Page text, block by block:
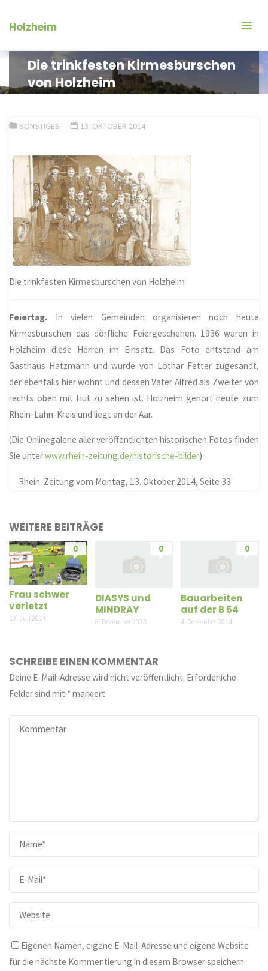
InhaltHolzheim
Die trinkfesten Kirmesburschen
von Holzheim
SONSTIGES 13. OKTOBER 2014
Die trinkfesten Kirmesburschen von Holzheim
Feiertag. In vielen Gemeinden organisieren noch heute
Kirmesburschen das dörfliche Feiergeschehen. 1936 waren in
Holzheim diese Herren im Einsatz. Das Foto entstand am
Gasthaus Hatzmann und wurde von Lothar Fetter zugesandt,
der ebenfalls hier wohnt und dessen Vater Alfred als Zweiter von
rechts oben mit Hut zu sehen ist. Holzheim gehört heute zum
Rhein-Lahn-Kreis und liegt an der Aar.
(Die Onlinegalerie aller veröffentlichten historischen Fotos finden
Sie unterwww.rhein-zeitung.de/historische-bilder)
Rhein-Zeitung vom Montag, 13. Oktober 2014, Seite 33
WEITERE BEITRÄGE
0
Frau schwer
verletzt
19. Juli 2014
0
DIASYS und
MINDRAY
8. Dezember 2023
0
Bauarbeiten
auf der B 54
4. Dezember 2014
SCHREIBE EINEN KOMMENTAR
Deine E-Mail-Adresse wird nicht veröffentlicht. Erforderliche
Felder sind mit *markiert
Eigenen Namen, eigene E-Mail-Adresse und eigene Website
für die nächste Kommentierung in diesem Browser speichern.